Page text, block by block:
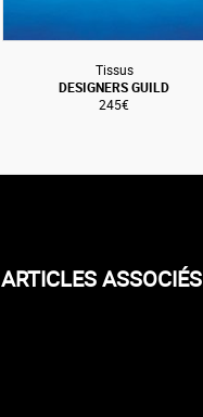
Tissus
DESIGNERS GUILD
245€
ARTICLES ASSOCIÉS